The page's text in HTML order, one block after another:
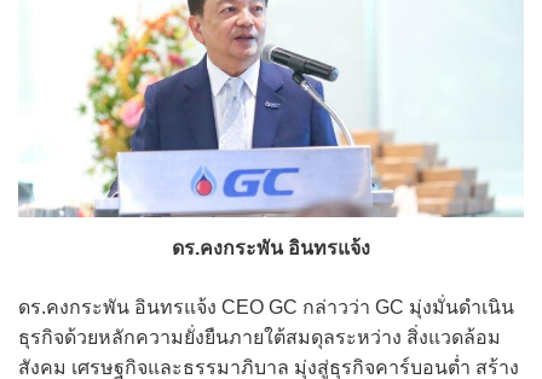
ดร.คงกระพัน อินทรแจ้ง
ดร.คงกระพัน อินทรแจ้ง CEO GC กล่าวว่า GC มุ่งมั่นดำเนิน
ธุรกิจด้วยหลักความยั่งยืนภายใต้สมดุลระหว่าง สิ่งแวดล้อม
สังคม เศรษฐกิจและธรรมาภิบาล มุ่งสู่ธุรกิจคาร์บอนต่ำ สร้าง